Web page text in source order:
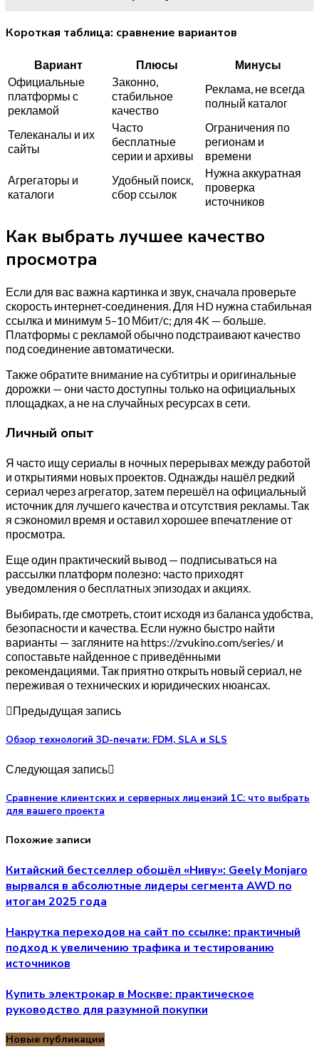
Короткая таблица: сравнение вариантов
Вариант Плюсы
Минусы
Официальные
платформы с
рекламой
Законно,
стабильное
качество
Реклама, не всегда
полный каталог
Телеканалы и их
сайты
Часто
бесплатные
серии и архивы
Ограничения по
регионам и
времени
Агрегаторы и
каталоги
Удобный поиск,
сбор ссылок
Нужна аккуратная
проверка
источников
Как выбрать лучшее качество
просмотра
Если для вас важна картинка и звук, сначала проверьте
скорость интернет‑соединения. Для HD нужна стабильная
ссылка и минимум 5–10 Мбит/с; для 4K — больше.
Платформы с рекламой обычно подстраивают качество
под соединение автоматически.
Также обратите внимание на субтитры и оригинальные
дорожки — они часто доступны только на официальных
площадках, а не на случайных ресурсах в сети.
Личный опыт
Я часто ищу сериалы в ночных перерывах между работой
и открытиями новых проектов. Однажды нашёл редкий
сериал через агрегатор, затем перешёл на официальный
источник для лучшего качества и отсутствия рекламы. Так
я сэкономил время и оставил хорошее впечатление от
просмотра.
Еще один практический вывод — подписываться на
рассылки платформ полезно: часто приходят
уведомления о бесплатных эпизодах и акциях.
Выбирать, где смотреть, стоит исходя из баланса удобства,
безопасности и качества. Если нужно быстро найти
варианты — загляните на https://zvukino.com/series/ и
сопоставьте найденное с приведёнными
рекомендациями. Так приятно открыть новый сериал, не
переживая о технических и юридических нюансах.
Предыдущая запись
Обзор технологий 3D-печати: FDM, SLA и SLS
Следующая запись
Сравнение клиентских и серверных лицензий 1С: что выбрать
для вашего проекта
Похожие записи
Китайский бестселлер обошёл «Ниву»: Geely Monjaro
вырвался в абсолютные лидеры сегмента AWD по
итогам 2025 года
Накрутка переходов на сайт по ссылке: практичный
подход к увеличению трафика и тестированию
источников
Купить электрокар в Москве: практическое
руководство для разумной покупки
Новые публикации